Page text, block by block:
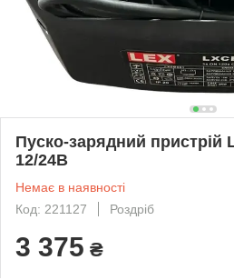
Пуско-зарядний пристрій
12/24В
Немає в наявності
Код: 221127
Роздріб
3 375 ₴